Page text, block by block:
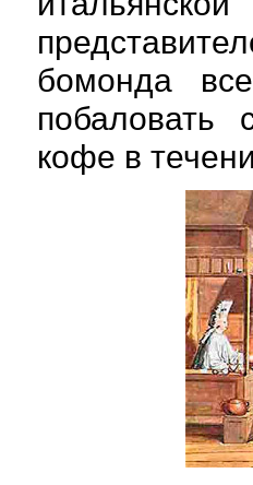
бомонда
побаловать
кофе в